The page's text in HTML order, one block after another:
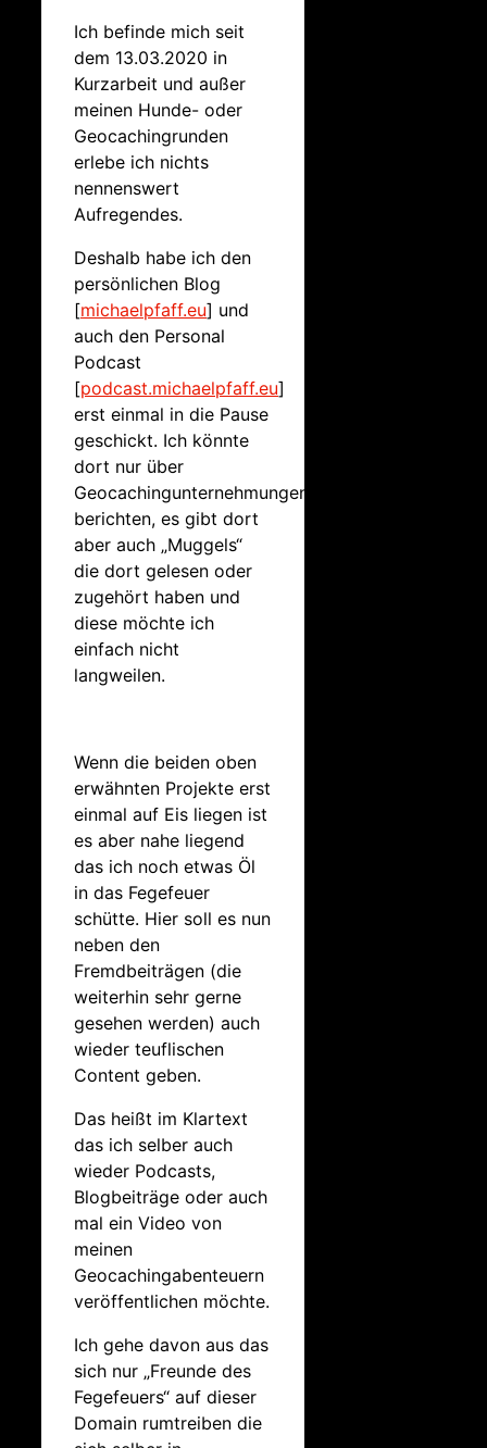
Ich befinde mich seit
dem 13.03.2020 in
Kurzarbeit und außer
meinen Hunde- oder
Geocachingrunden
erlebe ich nichts
nennenswert
Aufregendes.
Deshalb habe ich den
persönlichen Blog
[michaelpfaff.eu] und
auch den Personal
Podcast
[podcast.michaelpfaff.eu]
erst einmal in die Pause
geschickt. Ich könnte
dort nur über
Geocachingunternehmungen
berichten, es gibt dort
aber auch „Muggels“
die dort gelesen oder
zugehört haben und
diese möchte ich
einfach nicht
langweilen.
Wenn die beiden oben
erwähnten Projekte erst
einmal auf Eis liegen ist
es aber nahe liegend
das ich noch etwas Öl
in das Fegefeuer
schütte. Hier soll es nun
neben den
Fremdbeiträgen (die
weiterhin sehr gerne
gesehen werden) auch
wieder teuflischen
Content geben.
Das heißt im Klartext
das ich selber auch
wieder Podcasts,
Blogbeiträge oder auch
mal ein Video von
meinen
Geocachingabenteuern
veröffentlichen möchte.
Ich gehe davon aus das
sich nur „Freunde des
Fegefeuers“ auf dieser
Domain rumtreiben die